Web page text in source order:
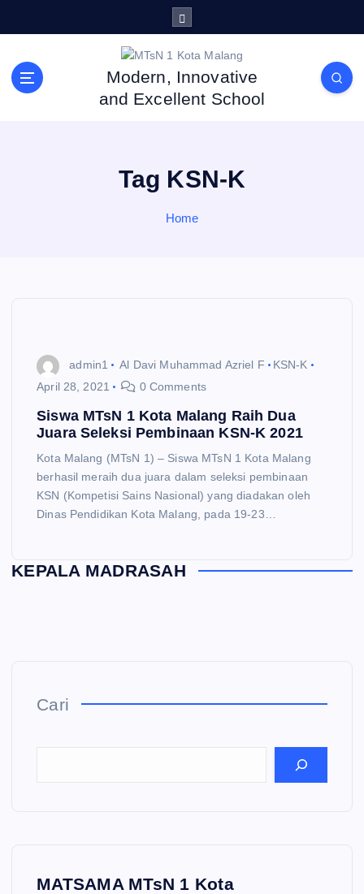
Modern, Innovative
and Excellent School
Tag KSN-K
Home
admin1 Al Davi Muhammad Azriel F
KSN-K
April 28, 2021
0 Comments
Siswa MTsN 1 Kota Malang Raih Dua
Juara Seleksi Pembinaan KSN-K 2021
Kota Malang (MTsN 1) – Siswa MTsN 1 Kota Malang
berhasil meraih dua juara dalam seleksi pembinaan
KSN (Kompetisi Sains Nasional) yang diadakan oleh
Dinas Pendidikan Kota Malang, pada 19-23…
KEPALA MADRASAH
Cari
MATSAMA MTsN 1 Kota